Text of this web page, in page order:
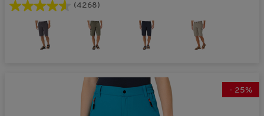
(4268)
- 25%